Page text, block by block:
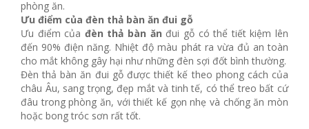
phòng ăn.
Ưu điểm của đèn thả bàn ăn đui gỗ
Ưu điểm của đèn thả bàn ăn đui gỗ có thể tiết kiệm lên
đến 90% điện năng. Nhiệt độ màu phát ra vừa đủ an toàn
cho mắt không gây hại như những đèn sợi đốt bình thường.
Đèn thả bàn ăn đui gỗ được thiết kế theo phong cách của
châu Âu, sang trọng, đẹp mắt và tinh tế, có thể treo bất cứ
đâu trong phòng ăn, với thiết kế gọn nhẹ và chống ăn mòn
hoặc bong tróc sơn rất tốt.